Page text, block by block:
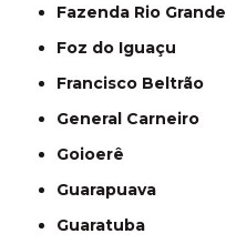
Fazenda Rio Grande
Foz do Iguaçu
Francisco Beltrão
General Carneiro
Goioerê
Guarapuava
Guaratuba